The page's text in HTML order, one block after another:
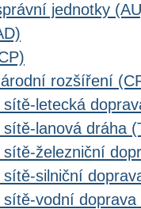
jednotky
rozšíření
letecká
lanová dráha
železniční
silniční
vodní doprava